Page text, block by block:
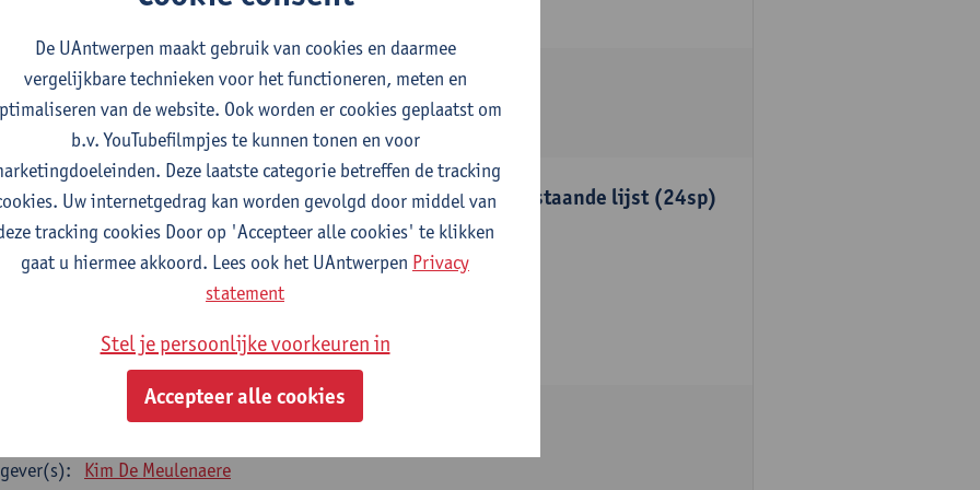
Sociologie
2E SEM
studiepunten
- NNB
SOCIOLOGIE - twee clusters te kiezen uit onderstaande lijst (24sp)
Arbeid
opleidingsonderdelen uit deze lijst zijn verplicht te volgen - 12 studiepunten
1E SEM
Kim De Meulenaere Ive Marx
resource management
Kim De Meulenaere
De UAntwerpen maakt gebruik van cookies en daarmee
vergelijkbare technieken voor het functioneren, meten en
van de website. Ook worden er cookies geplaatst om
b.v. YouTubefilmpjes te kunnen tonen en voor
Deze laatste categorie betreffen de tracking
Uw internetgedrag kan worden gevolgd door middel van
tracking cookies Door op 'Accepteer alle cookies' te klikken
gaat u hiermee akkoord. Lees ook het UAntwerpen Privacy
statement
Stel je persoonlijke voorkeuren in
Accepteer alle cookies